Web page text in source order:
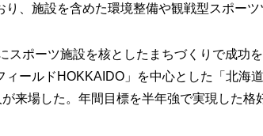
り、施設を含めた環境整備や観戦型スポー
スポーツ施設を核としたまちづくりで成功
ィールドHOKKAIDO」を中心とした「北海
来場した。年間目標を半年強で実現した格